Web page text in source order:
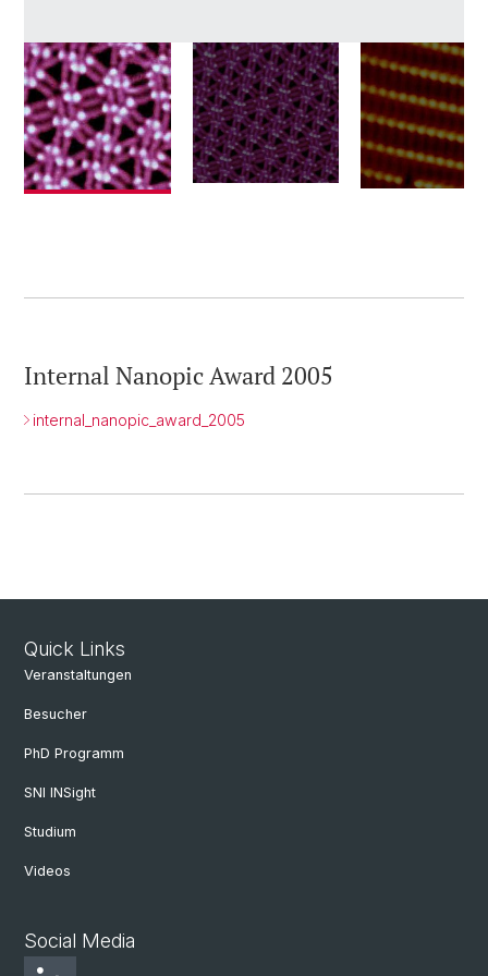
Internal Nanopic Award 2005
internal_nanopic_award_2005
Quick Links
Veranstaltungen
Besucher
PhD Programm
SNI INSight
Studium
Videos
Social Media